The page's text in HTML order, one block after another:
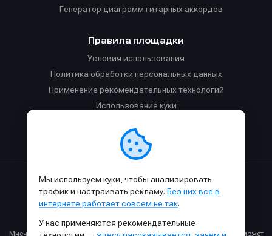
Генератор диаграмм гитарных аккордов
Правила площадки
Условия использования
Политика обработки персональных данных
Применение рекомендательных технологий
Использование куки
Правила общения в Телеграм-чате
Сделано с к в SAMESOUND© 2015-2026.
Использование материалов SAMESOUND разрешено только с
Все права на картинки и тексты принадлежат их авторам.
Мнение авторов может не совпадать с мнением редакции, которое может
Мы используем куки, чтобы анализировать
трафик и настраивать рекламу. Без них всё в
интернете работает совсем не так.
У нас применяются рекомендательные